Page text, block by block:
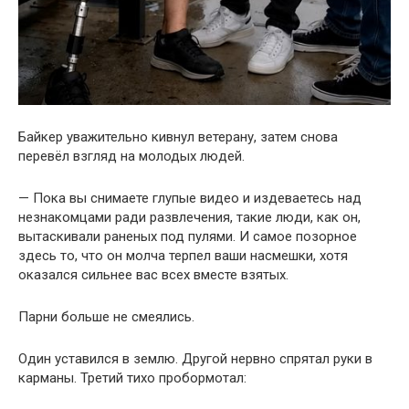
Байкер уважительно кивнул ветерану, затем снова
перевёл взгляд на молодых людей.
— Пока вы снимаете глупые видео и издеваетесь над
незнакомцами ради развлечения, такие люди, как он,
вытаскивали раненых под пулями. И самое позорное
здесь то, что он молча терпел ваши насмешки, хотя
оказался сильнее вас всех вместе взятых.
Парни больше не смеялись.
Один уставился в землю. Другой нервно спрятал руки в
карманы. Третий тихо пробормотал: